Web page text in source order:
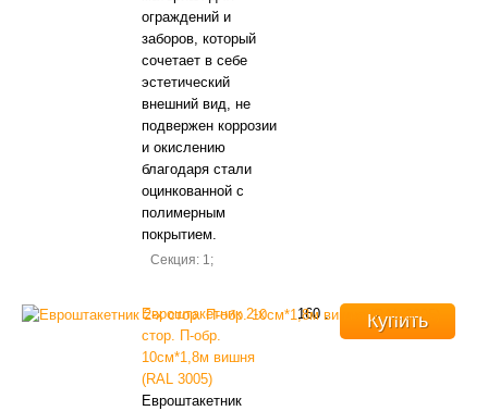
ограждений и
заборов, который
сочетает в себе
эстетический
внешний вид, не
подвержен коррозии
и окислению
благодаря стали
оцинкованной с
полимерным
покрытием.
Секция: 1;
Евроштакетник 2-х
стор. П-обр.
10см*1,8м вишня
(RAL 3005)
Евроштакетник
160 . Купить